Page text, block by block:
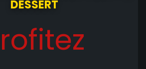
DESSERT